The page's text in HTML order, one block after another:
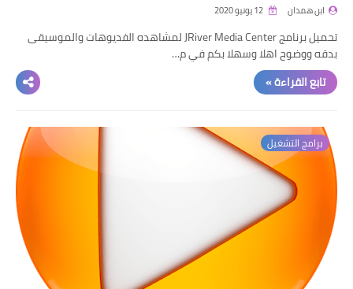
ابن همدان
تحميل برنامج JRiver Media Center لمشاهده الفديوهات والموسيقى
بدقه ووضوح اهلا وسهلا بكم في م…
تابع القراءة »
برامج التشغيل